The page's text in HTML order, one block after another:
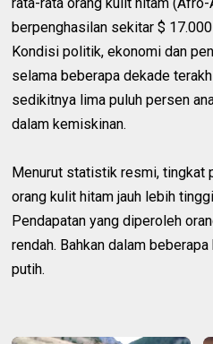
berpenghasilan sekitar $ 17.000
Kondisi politik, ekonomi dan
selama beberapa dekade
sedikitnya lima puluh persen
dalam kemiskinan.
Menurut statistik resmi, tingkat
orang kulit hitam jauh lebih
Pendapatan yang diperoleh
rendah. Bahkan dalam
putih.